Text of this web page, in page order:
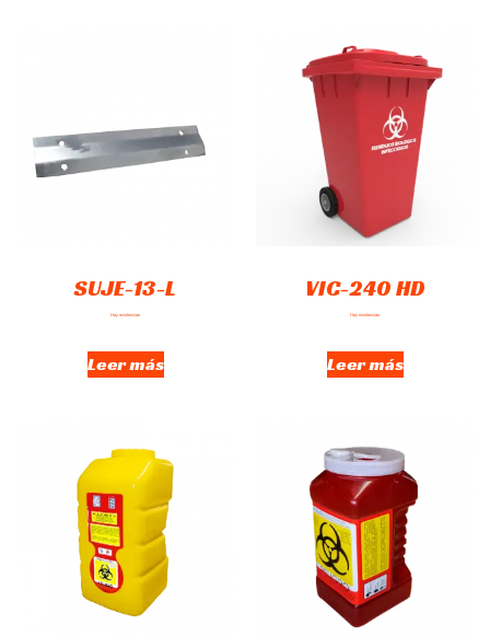
SUJE-13-L
Hay existencias
Leer más
VIC-240 HD
Hay existencias
Leer más